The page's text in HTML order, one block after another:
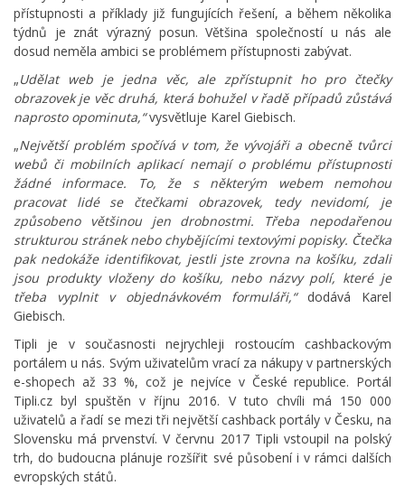
přístupnosti a příklady již fungujících řešení, a během několika
týdnů je znát výrazný posun. Většina společností u nás ale
dosud neměla ambici se problémem přístupnosti zabývat.
„Udělat web je jedna věc, ale zpřístupnit ho pro čtečky
obrazovek je věc druhá, která bohužel v řadě případů zůstává
naprosto opominuta,“vysvětluje Karel Giebisch.
„Největší problém spočívá v tom, že vývojáři a obecně tvůrci
webů či mobilních aplikací nemají o problému přístupnosti
žádné informace. To, že s některým webem nemohou
pracovat lidé se čtečkami obrazovek, tedy nevidomí, je
způsobeno většinou jen drobnostmi. Třeba nepodařenou
strukturou stránek nebo chybějícími textovými popisky. Čtečka
pak nedokáže identifikovat, jestli jste zrovna na košíku, zdali
jsou produkty vloženy do košíku, nebo názvy polí, které je
třeba vyplnit v objednávkovém formuláři,“dodává Karel
Giebisch.
Tipli je v současnosti nejrychleji rostoucím cashbackovým
portálem u nás. Svým uživatelům vrací za nákupy v partnerských
e-shopech až 33 %, což je nejvíce v České republice. Portál
Tipli.cz byl spuštěn v říjnu 2016. V tuto chvíli má 150 000
uživatelů a řadí se mezi tři největší cashback portály v Česku, na
Slovensku má prvenství. V červnu 2017 Tipli vstoupil na polský
trh, do budoucna plánuje rozšířit své působení i v rámci dalších
evropských států.